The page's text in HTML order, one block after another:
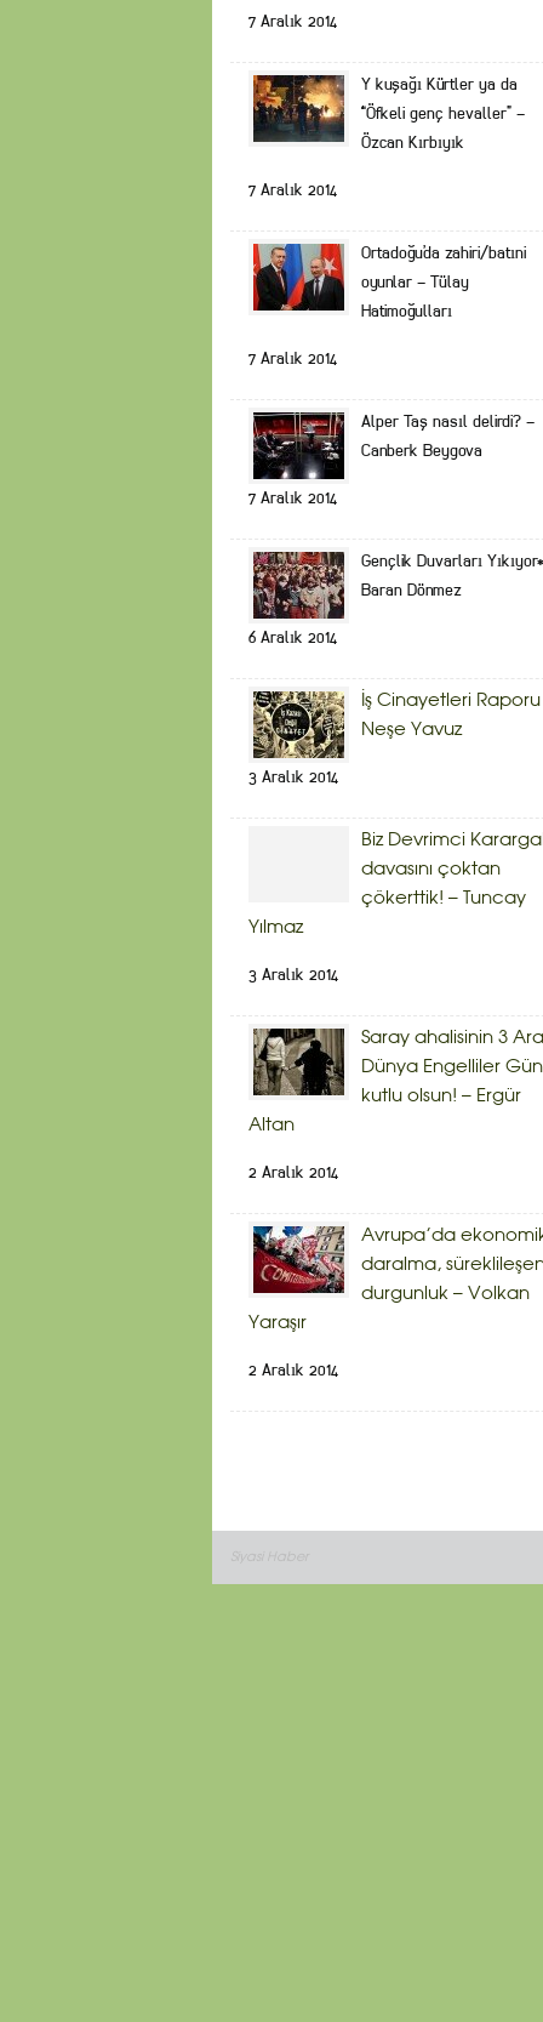
7 Aralık 2014
Y kuşağı Kürtler ya da
“Öfkeli genç hevaller” –
Özcan Kırbıyık
7 Aralık 2014
Ortadoğu’da zahiri/batıni
oyunlar – Tülay
Hatimoğulları
7 Aralık 2014
Alper Taş nasıl delirdi? –
Canberk Beygova
7 Aralık 2014
Gençlik Duvarları
Baran Dönmez
6 Aralık 2014
İş Cinayetleri Raporu
Neşe Yavuz
3 Aralık 2014
Biz Devrimci
davasını çoktan
çökerttik! – Tuncay
Yılmaz
3 Aralık 2014
Saray ahalisinin 3
Dünya Engelliler
kutlu olsun! – Ergür
Altan
2 Aralık 2014
Avrupa’da
daralma,
durgunluk – Volkan
Yaraşır
2 Aralık 2014
Siyasi Haber